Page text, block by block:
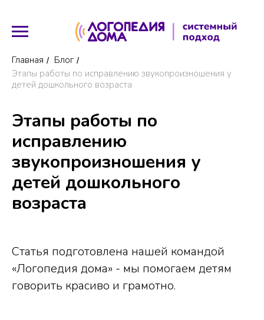
Главная / Блог /
Этапы работы по исправлению звукопроизношения у
детей дошкольного возраста
Этапы работы по
исправлению
звукопроизношения у
детей дошкольного
возраста
Статья подготовлена нашей командой
«Логопедия дома» - мы помогаем детям
говорить красиво и грамотно.